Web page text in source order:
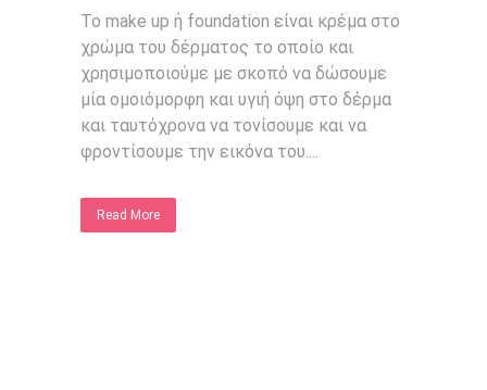
Το make up ή foundation είναι κρέμα στο
χρώμα του δέρματος το οποίο και
χρησιμοποιούμε με σκοπό να δώσουμε
μία ομοιόμορφη και υγιή όψη στο δέρμα
και ταυτόχρονα να τονίσουμε και να
φροντίσουμε την εικόνα του....
Read More